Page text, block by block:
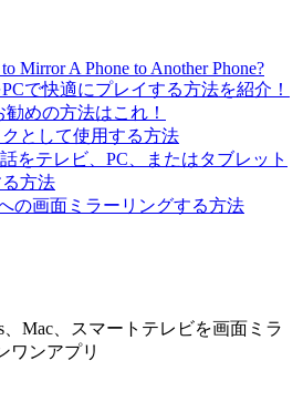
Mirror A Phone to Another Phone?
で快適にプレイする方法を紹介！
めの方法はこれ！
クとして使用する方法
をテレビ、PC、またはタブレット
方法
の画面ミラーリングする方法
、Mac、スマートテレビを画面ミラ
ワンアプリ